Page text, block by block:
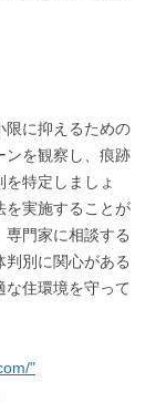
限に抑えるための
ンを観察し、痕跡
特定しましょ
を実施することが
門家に相談する
判別に関心がある
住環境を守って
"